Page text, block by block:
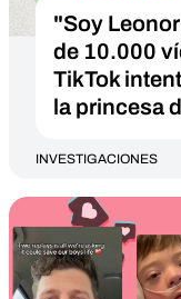
"Soy
de 10.000
TikTok
la princesa
INVESTIGACIONES